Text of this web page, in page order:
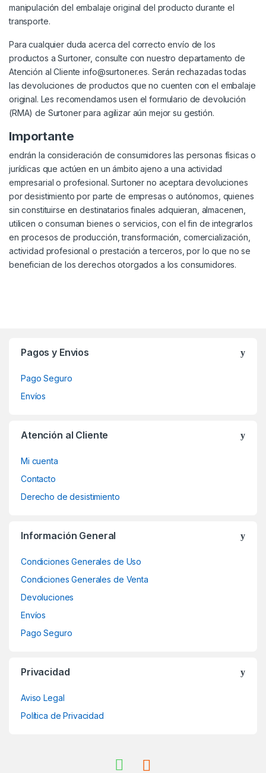
manipulación del embalaje original del producto durante el
transporte.
Para cualquier duda acerca del correcto envío de los
productos a Surtoner, consulte con nuestro departamento de
Atención al Cliente info@surtoner.es. Serán rechazadas todas
las devoluciones de productos que no cuenten con el embalaje
original. Les recomendamos usen el formulario de devolución
(RMA) de Surtoner para agilizar aún mejor su gestión.
Importante
endrán la consideración de consumidores las personas físicas o
jurídicas que actúen en un ámbito ajeno a una actividad
empresarial o profesional. Surtoner no aceptara devoluciones
por desistimiento por parte de empresas o autónomos, quienes
sin constituirse en destinatarios finales adquieran, almacenen,
utilicen o consuman bienes o servicios, con el fin de integrarlos
en procesos de producción, transformación, comercialización,
actividad profesional o prestación a terceros, por lo que no se
benefician de los derechos otorgados a los consumidores.
Pagos y Envios
Pago Seguro
Envíos
Atención al Cliente
Mi cuenta
Contacto
Derecho de desistimiento
Información General
Condiciones Generales de Uso
Condiciones Generales de Venta
Devoluciones
Envíos
Pago Seguro
Privacidad
Aviso Legal
Política de Privacidad